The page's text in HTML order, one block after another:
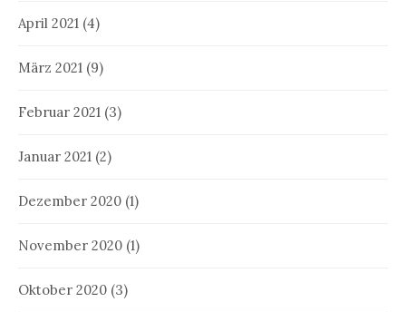
April 2021 (4)
März 2021 (9)
Februar 2021 (3)
Januar 2021 (2)
Dezember 2020 (1)
November 2020 (1)
Oktober 2020 (3)